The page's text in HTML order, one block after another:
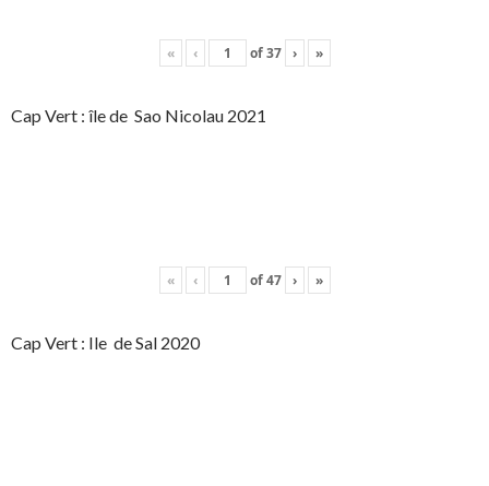
« ‹ of37 › »
Cap Vert : île de Sao Nicolau 2021
« ‹ of47 › »
Cap Vert : Ile de Sal 2020